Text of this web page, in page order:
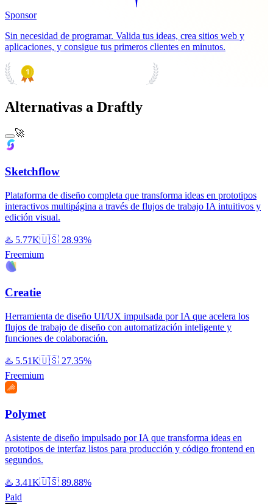
Sponsor
Sin necesidad de programar. Valida tus ideas, crea sitios web y
aplicaciones, y consigue tus primeros clientes en minutos.
Alternativas a Draftly
🚀
Sketchflow
Plataforma de diseño completa que transforma ideas en prototipos
interactivos multipágina a través de flujos de trabajo IA intuitivos y
edición visual.
♨️ 5.77K🇺🇸 28.93%
Freemium
Creatie
Herramienta de diseño UI/UX impulsada por IA que acelera los
flujos de trabajo de diseño con automatización inteligente y
funciones de colaboración.
♨️ 5.51K🇺🇸 27.35%
Freemium
Polymet
Asistente de diseño impulsado por IA que transforma ideas en
prototipos de interfaz listos para producción y código frontend en
segundos.
♨️ 3.41K🇺🇸 89.88%
Paid